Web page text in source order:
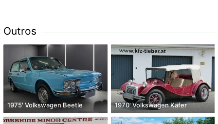
Outros
1975' Volkswagen Beetle 1970' Volkswagen Käfer